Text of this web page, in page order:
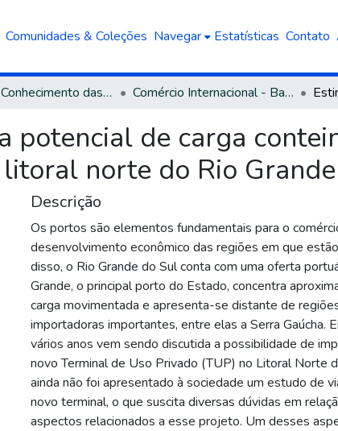
Comunidades & Coleções Navegar Estatísticas Contato
Área do Conhecimento das Ciências Sociais Aplicadas Comércio Internacional - Bacharelado
potencial de carga
norte do Rio
Descrição
Os portos são elementos fundamentais para o
desenvolvimento econômico das regiões em que
disso, o Rio Grande do Sul conta com uma oferta
Grande, o principal porto do Estado, concentra
carga movimentada e apresenta-se distante de
importadoras importantes, entre elas a Serra Gaúcha.
vários anos vem sendo discutida a possibilidade de
novo Terminal de Uso Privado (TUP) no Litoral Norte
ainda não foi apresentado à sociedade um estudo de
novo terminal, o que suscita diversas dúvidas em
aspectos relacionados a esse projeto. Um desses